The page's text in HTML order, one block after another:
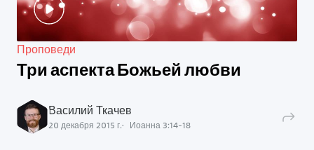
Проповеди
Три аспекта Божьей любви
Василий Ткачев
20 декабря 2015 г. Иоанна 3:14-18